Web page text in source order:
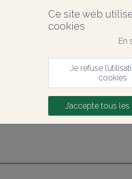
Ce site web
cookies
En
Je refuse
cookies
J’accepte tous